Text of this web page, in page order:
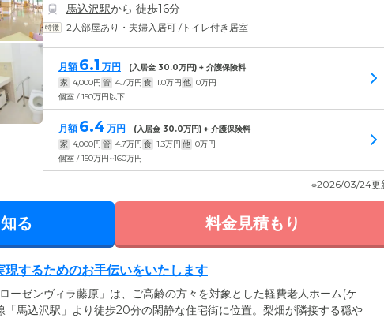
馬込沢駅から 徒歩16分
2人部屋あり・夫婦入居可 /トイレ付き居室
月額 6.1 万円 (入居金 30.0万円) + 介護保険料
家 4,000円 管 4.7万円 食 1.0万円 他 0万円
個室 / 150万円以下
月額 6.4 万円 (入居金 30.0万円) + 介護保険料
家 4,000円 管 4.7万円 食 1.3万円 他 0万円
個室 / 150万円~160万円
※2026/03/24更
る 料金見積もり
現するためのお手伝いをいたします
ーゼンヴィラ藤原」は、ご高齢の方々を対象とした軽費老人ホーム(ケ
「馬込沢駅」より徒歩20分の閑静な住宅街に位置。梨畑が隣接する穏や